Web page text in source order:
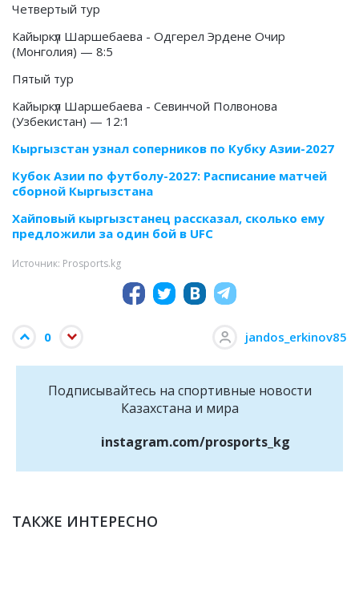
Четвертый тур
Кайыркүл Шаршебаева - Одгерел Эрдене Очир
(Монголия) — 8:5
Пятый тур
Кайыркүл Шаршебаева - Севинчой Полвонова
(Узбекистан) — 12:1
Кыргызстан узнал соперников по Кубку Азии-2027
Кубок Азии по футболу-2027: Расписание матчей
сборной Кыргызстана
Хайповый кыргызстанец рассказал, сколько ему
предложили за один бой в UFC
Источник: Prosports.kg
0 jandos_erkinov85
Подписывайтесь на cпортивные новости
Казахстана и мира
instagram.com/prosports_kg
ТАКЖЕ ИНТЕРЕСНО